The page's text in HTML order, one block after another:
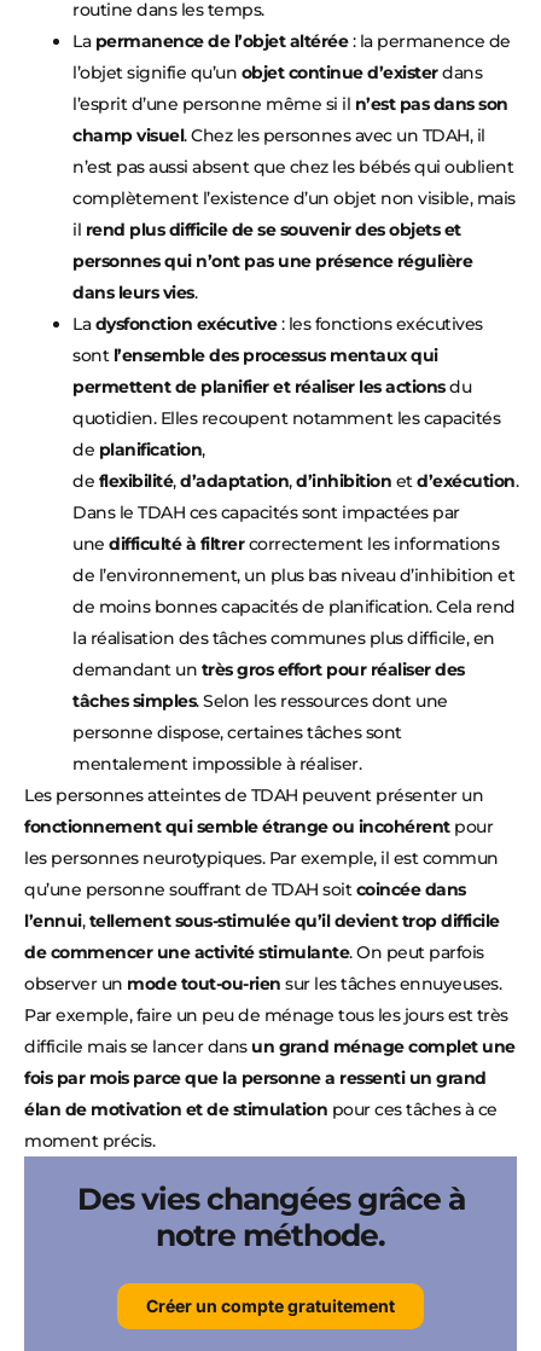
routine dans les temps.
La permanence de l’objet altérée: la permanence de
l’objet signifie qu’un objet continue d’existerdans
l’esprit d’une personne même si il n’est pas dans son
champ visuel. Chez les personnes avec un TDAH, il
n’est pas aussi absent que chez les bébés qui oublient
complètement l’existence d’un objet non visible, mais
il rend plus difficile de se souvenir des objets et
personnes qui n’ont pas une présence régulière
dans leurs vies.
Ladysfonction exécutive: les fonctions exécutives
sont l’ensemble des processus mentaux qui
permettent de planifier et réaliser les actionsdu
quotidien. Elles recoupent notamment les capacités
de planification,
de flexibilité,d’adaptation,d’inhibition etd’exécution.
Dans le TDAH ces capacités sont impactées par
une difficulté à filtrercorrectement les informations
de l’environnement, un plus bas niveau d’inhibition et
de moins bonnes capacités de planification. Cela rend
la réalisation des tâches communes plus difficile, en
demandant un très gros effort pour réaliser des
tâches simples. Selon les ressources dont une
personne dispose, certaines tâches sont
mentalement impossible à réaliser.
Les personnes atteintes de TDAH peuvent présenter un
fonctionnement qui semble étrange ou incohérentpour
les personnes neurotypiques. Par exemple, il est commun
qu’une personne souffrant de TDAH soitcoincée dans
l’ennui,tellement sous-stimulée qu’il devient trop difficile
de commencer une activité stimulante. On peut parfois
observer un mode tout-ou-rien sur les tâches ennuyeuses.
Par exemple, faire un peu de ménage tous les jours est très
difficile mais se lancer dans un grand ménage complet une
fois par mois parce que la personne a ressenti un grand
élan de motivation et de stimulation pour ces tâches à ce
moment précis.
Des vies changées grâce à
notre méthode.
Créer un compte gratuitement